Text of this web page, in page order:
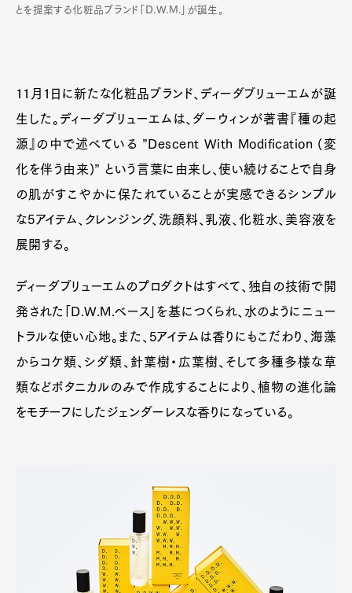
とを提案する化粧品ブランド「D.W.M.」が誕生。
11月1日に新たな化粧品ブランド、ディーダブリューエムが誕
生した。ディーダブリューエムは、ダーウィンが著書『種の起
源』の中で述べている ”Descent With Modification (変
化を伴う由来)” という言葉に由来し、使い続けることで自身
の肌がすこやかに保たれていることが実感できるシンプル
な5アイテム、クレンジング、洗顔料、乳液、化粧水、美容液を
展開する。
ディーダブリューエムのプロダクトはすべて、独自の技術で開
発された「D.W.M.ベース」を基につくられ、水のようにニュー
トラルな使い心地。また、5アイテムは香りにもこだわり、海藻
からコケ類、シダ類、針葉樹・広葉樹、そして多種多様な草
類などボタニカルのみで作成することにより、植物の進化論
をモチーフにしたジェンダーレスな香りになっている。